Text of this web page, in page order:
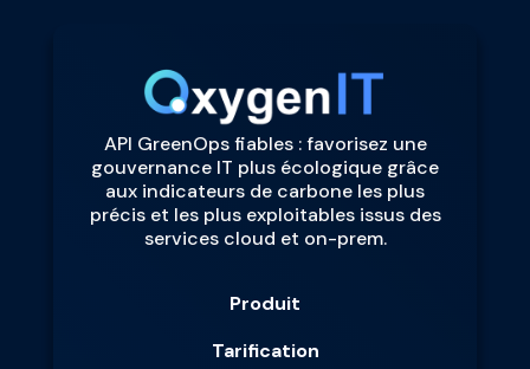
API GreenOps fiables : favorisez une
gouvernance IT plus écologique grâce
aux indicateurs de carbone les plus
précis et les plus exploitables issus des
services cloud et on-prem.
Produit
Tarification